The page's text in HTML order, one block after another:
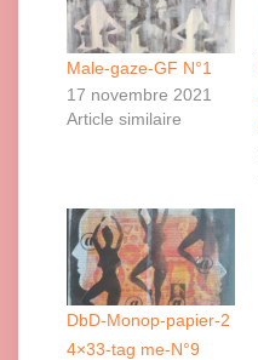
Male-gaze-GF N°1
17 novembre 2021
Article similaire
DbD-Monop-papier-2
4×33-tag me-N°9